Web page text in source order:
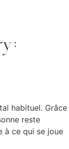
:
habituel. Grâce
reste
à ce qui se joue